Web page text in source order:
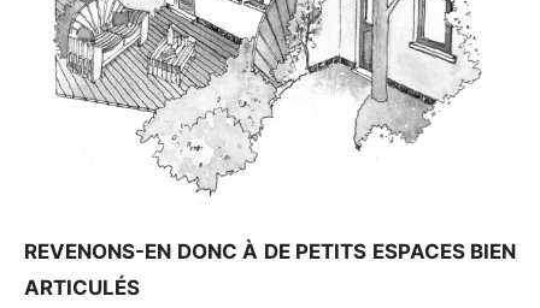
REVENONS-EN DONC À DE PETITS ESPACES BIEN
ARTICULÉS